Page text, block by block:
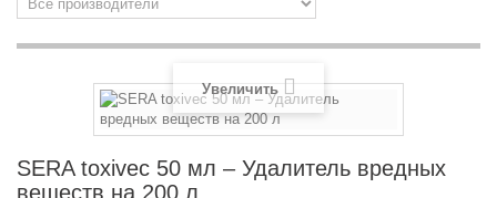
Увеличить
SERA toxivec 50 мл – Удалитель вредных
веществ на 200 л